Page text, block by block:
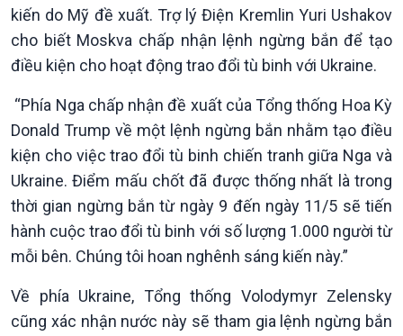
Tuyên chiến với gian lận
thương mại
đảo
Tìm hiểu biển, đảo Việt
Nam
kiến do Mỹ đề xuất. Trợ lý Điện Kremlin Yuri Ushakov
cho biết Moskva chấp nhận lệnh ngừng bắn để tạo
điều kiện cho hoạt động trao đổi tù binh với Ukraine.
“Phía Nga chấp nhận đề xuất của Tổng thống Hoa Kỳ
Donald Trump về một lệnh ngừng bắn nhằm tạo điều
kiện cho việc trao đổi tù binh chiến tranh giữa Nga và
Ukraine. Điểm mấu chốt đã được thống nhất là trong
thời gian ngừng bắn từ ngày 9 đến ngày 11/5 sẽ tiến
hành cuộc trao đổi tù binh với số lượng 1.000 người từ
mỗi bên. Chúng tôi hoan nghênh sáng kiến này.”
Về phía Ukraine, Tổng thống Volodymyr Zelensky
cũng xác nhận nước này sẽ tham gia lệnh ngừng bắn